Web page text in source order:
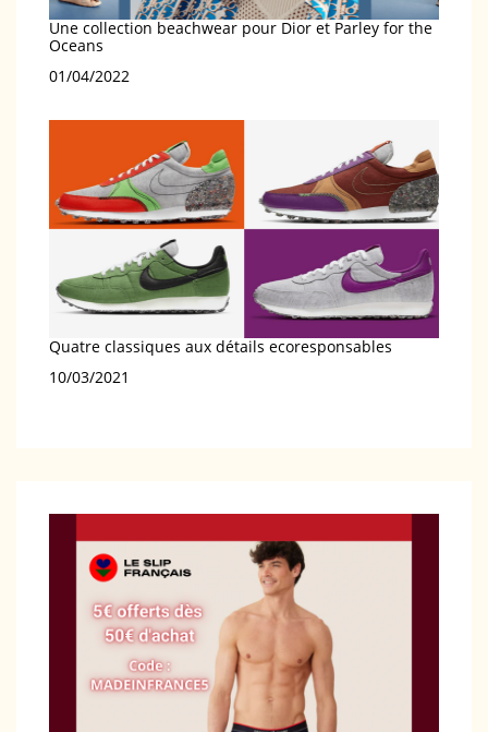
Une collection beachwear pour Dior et Parley for the
Oceans
Date
01/04/2022
Quatre classiques aux détails ecoresponsables
Date
10/03/2021